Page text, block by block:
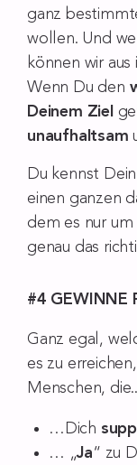
ganz
wollen. Und
können wir
Wenn Du den
Deinem Ziel
unaufhaltsam
Du kennst Dein
einen ganzen
dem es nur
genau das
#4 GEWINNE
Ganz egal,
es zu
Menschen,
…Dich
… „Ja“ zu